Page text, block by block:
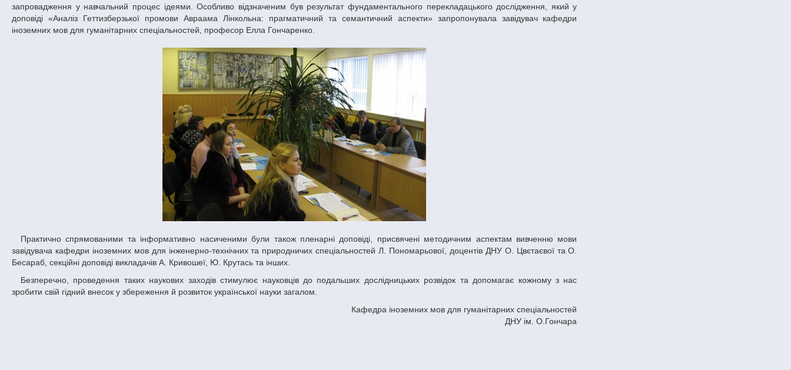
запровадження у навчальний процес ідеями. Особливо відзначеним був результат фундаментального перекладацького дослідження, який у
доповіді «Аналіз Геттизберзької промови Авраама Лінкольна: прагматичний та семантичний аспекти» запропонувала завідувач кафедри
іноземних мов для гуманітарних спеціальностей, професор Елла Гончаренко.
Практично спрямованими та інформативно насиченими були також пленарні доповіді, присвячені методичним аспектам вивченню мови
завідувача кафедри іноземних мов для інженерно-технічних та природничих спеціальностей Л. Пономарьової, доцентів ДНУ О. Цвєтаєвої та О.
Бесараб, секційні доповіді викладачів А. Кривошеї, Ю. Крутась та інших.
Безперечно, проведення таких наукових заходів стимулює науковців до подальших дослідницьких розвідок та допомагає кожному з нас
зробити свій гідний внесок у збереження й розвиток української науки загалом.
Кафедра іноземних мов для гуманітарних спеціальностей
ДНУ ім. О.Гончара